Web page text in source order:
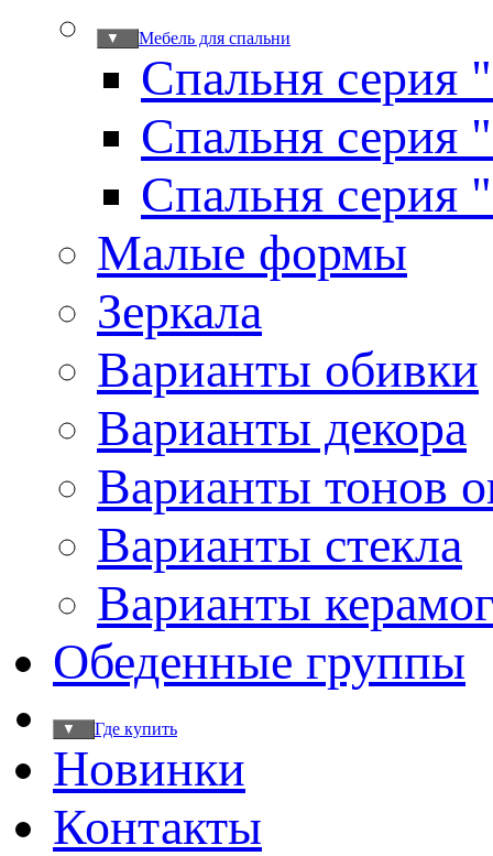
Мебель для спальни
▼
Спальня серия
Спальня серия
Спальня серия
Малые формы
Зеркала
Варианты обивки
Варианты декора
Варианты тонов
Варианты стекла
Варианты
Обеденные группы
Где купить
▼
Новинки
Контакты